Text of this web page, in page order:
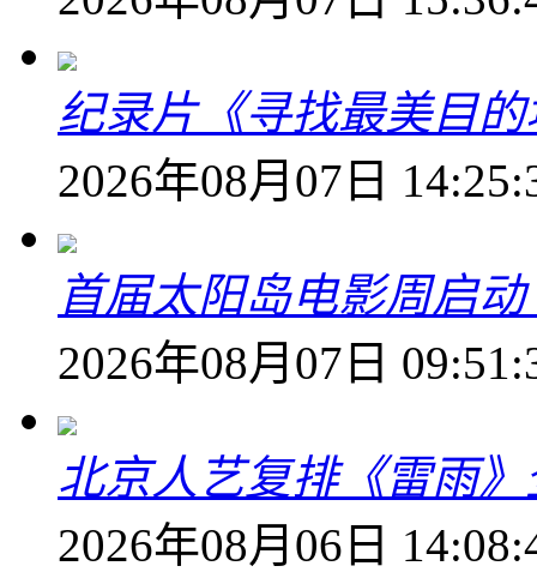
纪录片《寻找最美目
2026年08月07日
首届太阳岛电影周启
2026年08月07日
北京人艺复排《雷雨》
2026年08月06日